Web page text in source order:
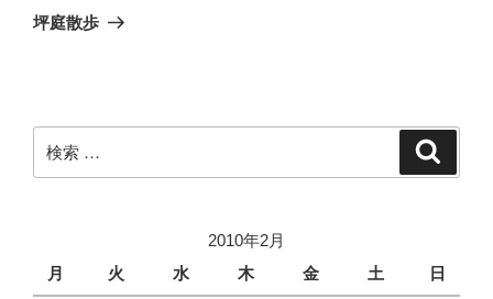
ゲ
ン
稿
の
坪庭散歩
索:
2010年2月
月
火 水 木 金 土 日